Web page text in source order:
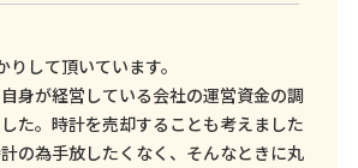
して頂いています。
身が経営している会社の運営資金の調
た。時計を売却することも考えました
の為手放したくなく、そんなときに丸